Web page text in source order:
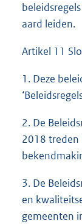
aard leiden.
Artikel 11
1. Deze
2. De
2018 treden
3. De
en
gemeenten